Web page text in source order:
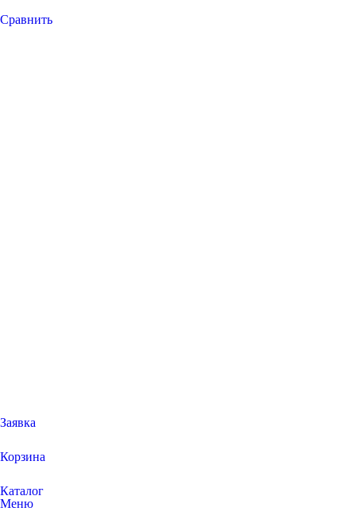
Сравнить
Заявка
Корзина
Каталог
Меню